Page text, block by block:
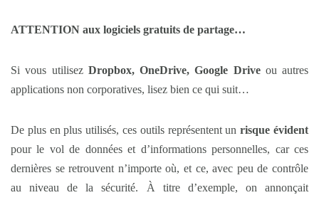
ATTENTION aux logiciels gratuits de partage…
Si vous utilisez Dropbox, OneDrive, Google Driveou autres
applications non corporatives, lisez bien ce qui suit…
De plus en plus utilisés, ces outils représentent unrisque évident
pour le vol de données et d’informations personnelles, car ces
dernières se retrouvent n’importe où, et ce, avec peu de contrôle
au niveau de la sécurité. À titre d’exemple, on annonçait